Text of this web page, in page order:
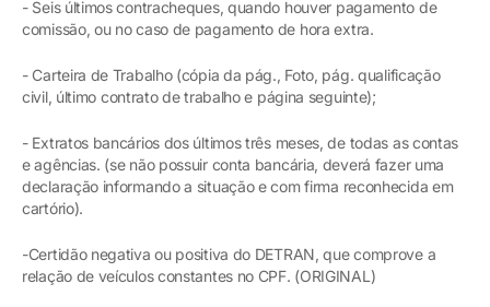
- Seis últimos contracheques, quando houver pagamento de
comissão, ou no caso de pagamento de hora extra.
- Carteira de Trabalho (cópia da pág., Foto, pág. qualificação
civil, último contrato de trabalho e página seguinte);
- Extratos bancários dos últimos três meses, de todas as contas
e agências. (se não possuir conta bancária, deverá fazer uma
declaração informando a situação e com firma reconhecida em
cartório).
-Certidão negativa ou positiva do DETRAN, que comprove a
relação de veículos constantes no CPF. (ORIGINAL)